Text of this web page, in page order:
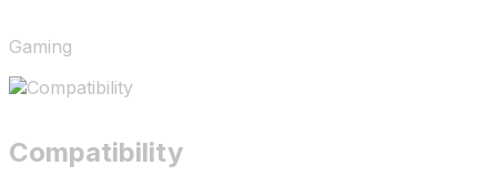
Gaming
Compatibility